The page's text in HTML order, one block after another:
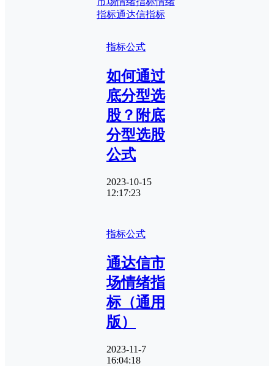
指标通达信指标
指标公式
如何通过
底分型选
股？附底
分型选股
公式
2023-10-15
12:17:23
指标公式
通达信市
场情绪指
标（通用
版）
2023-11-7
16:04:18